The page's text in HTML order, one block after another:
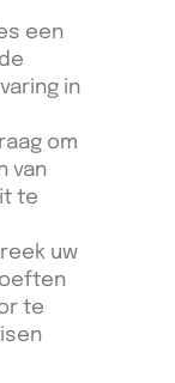
een
in
om
van
te
uw
te